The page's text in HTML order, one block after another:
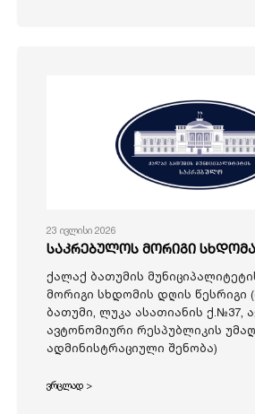
23 ივლისი 2026
საკრებულოს მორიგი სხდომა
ქალაქ ბათუმის
მორიგი სხდომის დღის წესრიგი
ბათუმი, ლუკა ასათიანის ქ.№37,
ავტონომიური რესპუბლიკის
ადმინისტრაციული შენობა)
ვრცლად >